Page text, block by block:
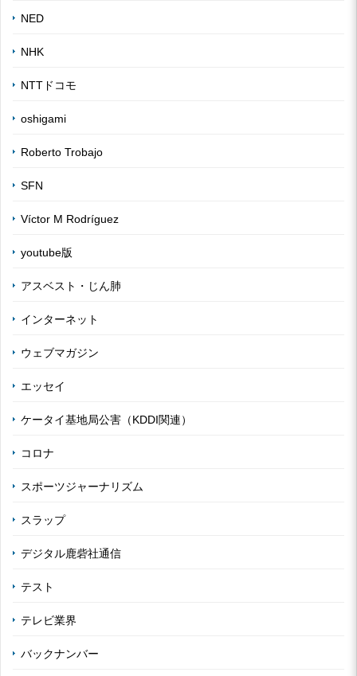
NED
NHK
NTTドコモ
oshigami
Roberto Trobajo
SFN
Víctor M Rodríguez
youtube版
アスベスト・じん肺
インターネット
ウェブマガジン
エッセイ
ケータイ基地局公害（KDDI関連）
コロナ
スポーツジャーナリズム
スラップ
デジタル鹿砦社通信
テスト
テレビ業界
バックナンバー